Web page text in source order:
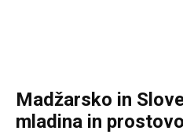
Madžarsko in
mladina in